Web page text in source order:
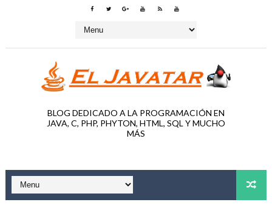
BLOG DEDICADO A LA PROGRAMACIÓN EN
JAVA, C, PHP, PHYTON, HTML, SQL Y MUCHO
MÁS